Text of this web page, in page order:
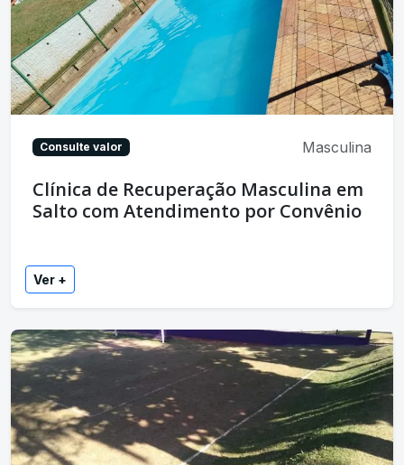
Consulte valor Masculina
Clínica de Recuperação Masculina em
Salto com Atendimento por Convênio
Ver +